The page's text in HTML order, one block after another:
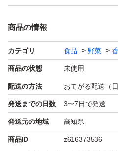
生姜スープ
※ 規定の重さ10g以上入れてお
で規定より少し軽くなるケー
いただけますと幸いです。
※お値下げはしておりませんの
商品の情報
カテゴリ 食品 野菜
商品の状態 未使用
配送の方法 おてがる配送（日
発送までの日数 3〜7日で発送
発送元の地域 高知県
商品ID z616373536